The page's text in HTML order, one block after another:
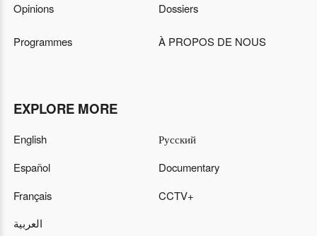
Opinions Dossiers
Programmes À PROPOS DE NOUS
EXPLORE MORE
English
Español
Français
العربية
Русский
Documentary
CCTV+